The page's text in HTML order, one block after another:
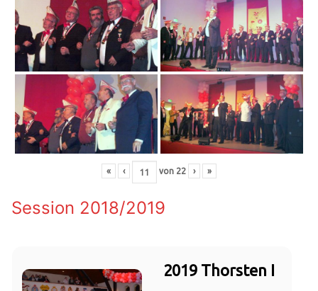
« ‹ von 22 › »
Session 2018/2019
2019 Thorsten I